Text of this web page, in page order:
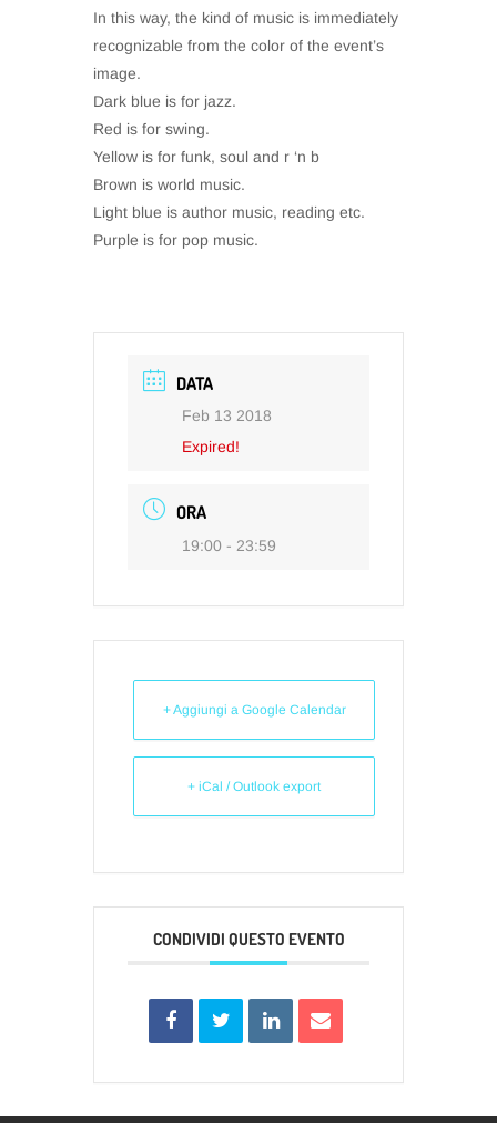
In this way, the kind of music is immediately
recognizable from the color of the event’s
image.
Dark blue is for jazz.
Red is for swing.
Yellow is for funk, soul and r ‘n b
Brown is world music.
Light blue is author music, reading etc.
Purple is for pop music.
DATA
Feb 13 2018
Expired!
ORA
19:00 - 23:59
+ Aggiungi a Google Calendar
+ iCal / Outlook export
CONDIVIDI QUESTO EVENTO